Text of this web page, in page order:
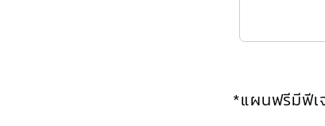
*แผนฟรีมีฟีเ